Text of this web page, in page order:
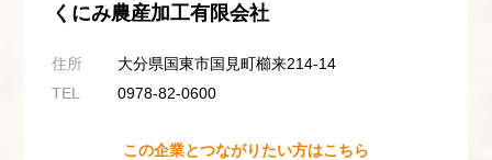
くにみ農産加工有限会社
住所
大分県国東市国見町櫛来214-14
TEL
0978-82-0600
この企業とつながりたい方はこちら